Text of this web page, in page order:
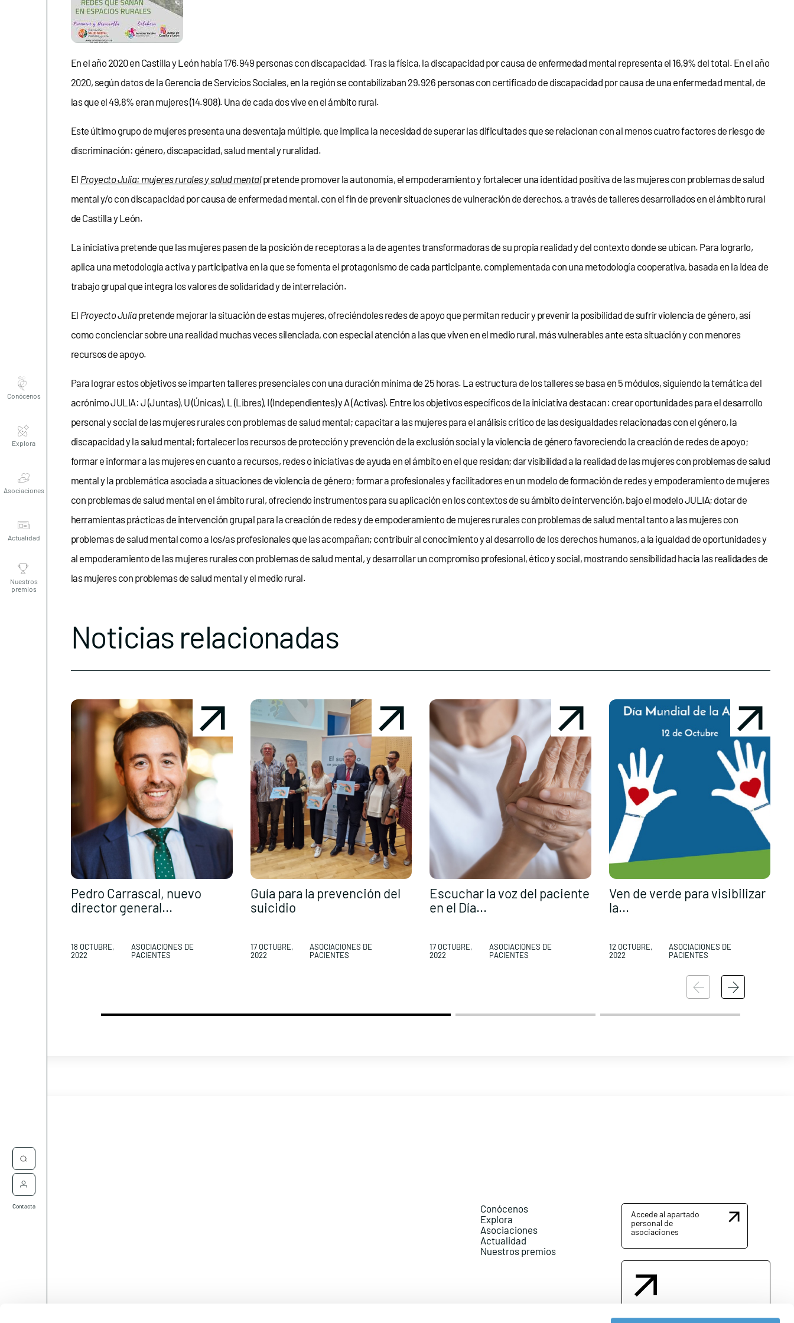
Conócenos
premios
Contacta
En el año 2020 en Castilla y León había 176.949 personas con discapacidad. Tras la física, la discapacidad por causa de enfermedad mental representa el 16,9% del total. En el año
2020, según datos de la Gerencia de Servicios Sociales, en la región se contabilizaban 29.926 personas con certificado de discapacidad por causa de una enfermedad mental, de
las que el 49,8% eran mujeres (14.908). Una de cada dos vive en el ámbito rural.
Este último grupo de mujeres presenta una desventaja múltiple, que implica la necesidad de superar las dificultades que se relacionan con al menos cuatro factores de riesgo de
discriminación: género, discapacidad, salud mental y ruralidad.
El Proyecto Julia: mujeres rurales y salud mentalpretende promover la autonomía, el empoderamiento y fortalecer una identidad positiva de las mujeres con problemas de salud
mental y/o con discapacidad por causa de enfermedad mental, con el fin de prevenir situaciones de vulneración de derechos, a través de talleres desarrollados en el ámbito rural
de Castilla y León.
La iniciativa pretende que las mujeres pasen de la posición de receptoras a la de agentes transformadoras de su propia realidad y del contexto donde se ubican. Para lograrlo,
aplica una metodología activa y participativa en la que se fomenta el protagonismo de cada participante, complementada con una metodología cooperativa, basada en la idea de
trabajo grupal que integra los valores de solidaridad y de interrelación.
El Proyecto Juliapretende mejorar la situación de estas mujeres, ofreciéndoles redes de apoyo que permitan reducir y prevenir la posibilidad de sufrir violencia de género, así
como concienciar sobre una realidad muchas veces silenciada, con especial atención a las que viven en el medio rural, más vulnerables ante esta situación y con menores
recursos de apoyo.
Para lograr estos objetivos se imparten talleres presenciales con una duración mínima de 25 horas. La estructura de los talleres se basa en 5 módulos, siguiendo la temática del
acrónimo JULIA: J (Juntas), U (Únicas), L (Libres), I (Independientes) y A (Activas). Entre los objetivos específicos de la iniciativa destacan: crear oportunidades para el desarrollo
personal y social de las mujeres rurales con problemas de salud mental; capacitar a las mujeres para el análisis crítico de las desigualdades relacionadas con el género, la
discapacidad y la salud mental; fortalecer los recursos de protección y prevención de la exclusión social y la violencia de género favoreciendo la creación de redes de apoyo;
formar e informar a las mujeres en cuanto a recursos, redes o iniciativas de ayuda en el ámbito en el que residan; dar visibilidad a la realidad de las mujeres con problemas de salud
mental y la problemática asociada a situaciones de violencia de género; formar a profesionales y facilitadores en un modelo de formación de redes y empoderamiento de mujeres
con problemas de salud mental en el ámbito rural, ofreciendo instrumentos para su aplicación en los contextos de su ámbito de intervención, bajo el modelo JULIA; dotar de
herramientas prácticas de intervención grupal para la creación de redes y de empoderamiento de mujeres rurales con problemas de salud mental tanto a las mujeres con
problemas de salud mental como a los/as profesionales que las acompañan; contribuir al conocimiento y al desarrollo de los derechos humanos, a la igualdad de oportunidades y
al empoderamiento de las mujeres rurales con problemas de salud mental, y desarrollar un compromiso profesional, ético y social, mostrando sensibilidad hacia las realidades de
las mujeres con problemas de salud mental y el medio rural.
Noticias relacionadas
Pedro Carrascal, nuevo
director general...
18 OCTUBRE,
2022
ASOCIACIONES DE
PACIENTES
Guía para la prevención del
suicidio
17 OCTUBRE,
2022
ASOCIACIONES DE
PACIENTES
Escuchar la voz del paciente
en el Día...
17 OCTUBRE,
2022
ASOCIACIONES DE
PACIENTES
Ven de verde para visibilizar
la...
12 OCTUBRE,
2022
ASOCIACIONES DE
PACIENTES
Conócenos
Explora
Asociaciones
Actualidad
Nuestros premios
Accede al apartado
personal de
asociaciones
Contacta con nosotros